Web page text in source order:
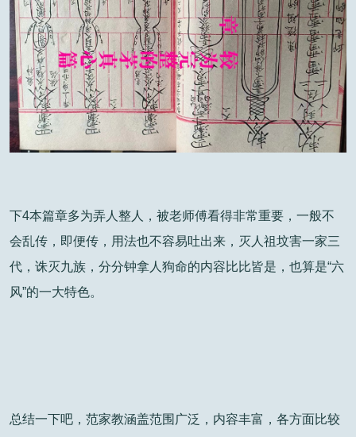
下4本篇章多为弄人整人，被老师傅看得非常重要，一般不
会乱传，即便传，用法也不容易吐出来，灭人祖坟害一家三
代，诛灭九族，分分钟拿人狗命的内容比比皆是，也算是“六
风”的一大特色。
总结一下吧，范家教涵盖范围广泛，内容丰富，各方面比较